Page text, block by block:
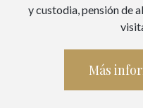
y custodia, pensión de
Más